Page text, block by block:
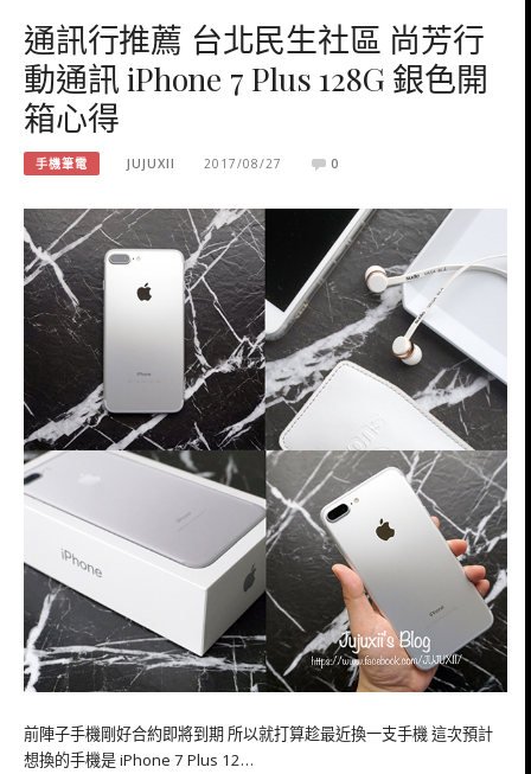
通訊行推薦 台北民生社區 尚芳行
動通訊 iPhone 7 Plus 128G 銀色開
箱心得
手機筆電 JUJUXII 2017/08/27 0
前陣子手機剛好合約即將到期 所以就打算趁最近換一支手機 這次預計
想換的手機是 iPhone 7 Plus 12…